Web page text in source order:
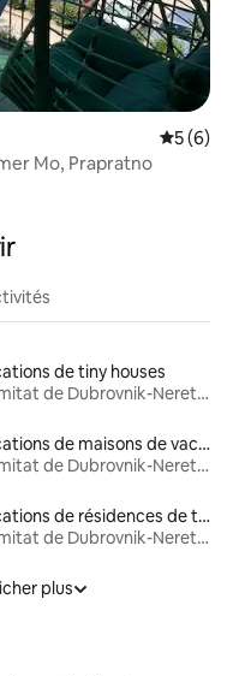
5 (6)
Mo, Prapratno
de tiny houses
Comitat de Dubrovnik-Neretva
Locations de maisons de vacances
Comitat de Dubrovnik-Neretva
Locations de résidences de tourisme
Comitat de Dubrovnik-Neretva
plus